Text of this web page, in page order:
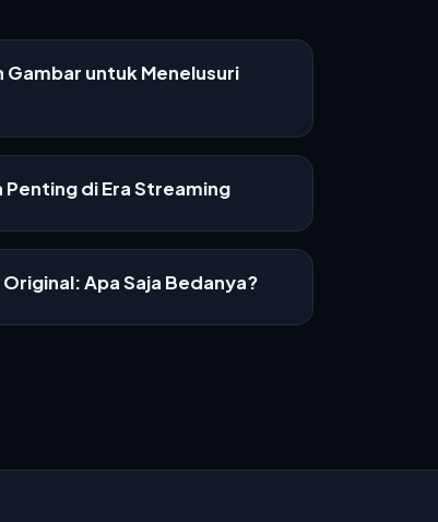
untuk Menelusuri
Penting di Era Streaming
Apa Saja Bedanya?